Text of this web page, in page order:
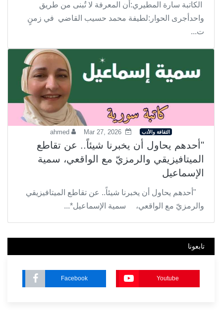
الكاتبة سارة المطيري:أن المعرفة لا تُبنى من طريق
واحدأجرى الحوار:لطيفة محمد حسيب القاضي في زمنٍ
ت...
الثقافة والأدب Mar 27, 2026
ahmed
"أحدهم يحاول أن يخبرنا شيئاً.. عن تقاطع
الميتافيزيقي والرمزيّ مع الواقعي، سمية
الإسماعيل
"أحدهم يحاول أن يخبرنا شيئاً.. عن تقاطع الميتافيزيقي
والرمزيّ مع الواقعي، سمية الإسماعيل*...
تابعونا
Facebook Youtube